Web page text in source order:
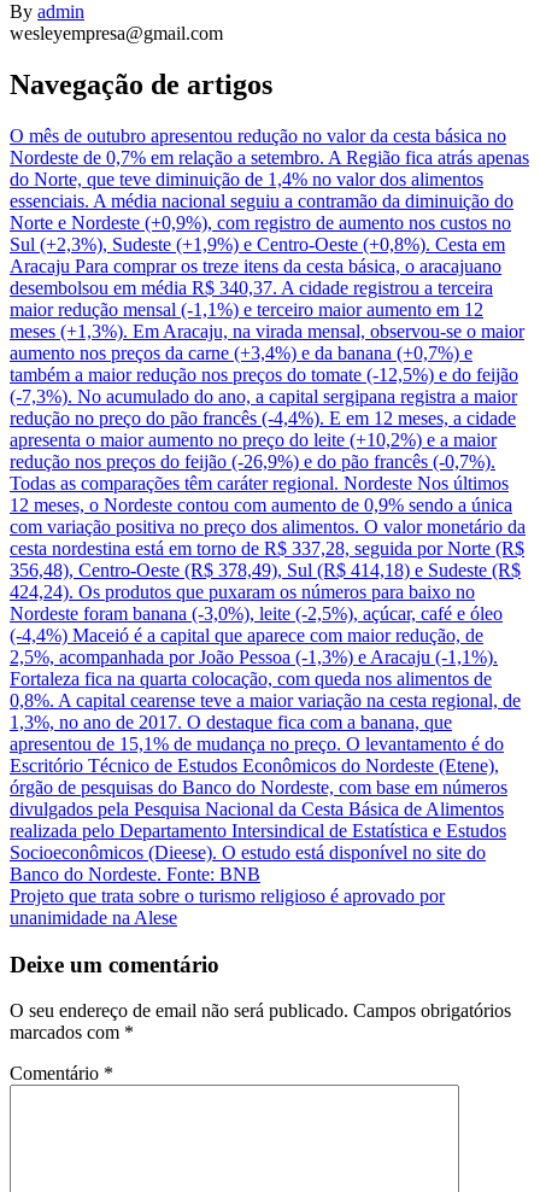
By admin
wesleyempresa@gmail.com
Navegação de artigos
O mês de outubro apresentou redução no valor da cesta básica no
Nordeste de 0,7% em relação a setembro. A Região fica atrás apenas
do Norte, que teve diminuição de 1,4% no valor dos alimentos
essenciais. A média nacional seguiu a contramão da diminuição do
Norte e Nordeste (+0,9%), com registro de aumento nos custos no
Sul (+2,3%), Sudeste (+1,9%) e Centro-Oeste (+0,8%). Cesta em
Aracaju Para comprar os treze itens da cesta básica, o aracajuano
desembolsou em média R$ 340,37. A cidade registrou a terceira
maior redução mensal (-1,1%) e terceiro maior aumento em 12
meses (+1,3%). Em Aracaju, na virada mensal, observou-se o maior
aumento nos preços da carne (+3,4%) e da banana (+0,7%) e
também a maior redução nos preços do tomate (-12,5%) e do feijão
(-7,3%). No acumulado do ano, a capital sergipana registra a maior
redução no preço do pão francês (-4,4%). E em 12 meses, a cidade
apresenta o maior aumento no preço do leite (+10,2%) e a maior
redução nos preços do feijão (-26,9%) e do pão francês (-0,7%).
Todas as comparações têm caráter regional. Nordeste Nos últimos
12 meses, o Nordeste contou com aumento de 0,9% sendo a única
com variação positiva no preço dos alimentos. O valor monetário da
cesta nordestina está em torno de R$ 337,28, seguida por Norte (R$
356,48), Centro-Oeste (R$ 378,49), Sul (R$ 414,18) e Sudeste (R$
424,24). Os produtos que puxaram os números para baixo no
Nordeste foram banana (-3,0%), leite (-2,5%), açúcar, café e óleo
(-4,4%) Maceió é a capital que aparece com maior redução, de
2,5%, acompanhada por João Pessoa (-1,3%) e Aracaju (-1,1%).
Fortaleza fica na quarta colocação, com queda nos alimentos de
0,8%. A capital cearense teve a maior variação na cesta regional, de
1,3%, no ano de 2017. O destaque fica com a banana, que
apresentou de 15,1% de mudança no preço. O levantamento é do
Escritório Técnico de Estudos Econômicos do Nordeste (Etene),
órgão de pesquisas do Banco do Nordeste, com base em números
divulgados pela Pesquisa Nacional da Cesta Básica de Alimentos
realizada pelo Departamento Intersindical de Estatística e Estudos
Socioeconômicos (Dieese). O estudo está disponível no site do
Banco do Nordeste. Fonte: BNB
Projeto que trata sobre o turismo religioso é aprovado por
unanimidade na Alese
Deixe um comentário
O seu endereço de email não será publicado. Campos obrigatórios
marcados com *
Comentário *